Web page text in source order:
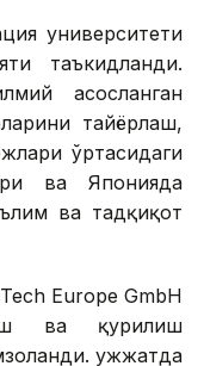
университети
таъкидланди.
асосланган
тайёрлаш,
ўртасидаги
ва Японияда
ва тадқиқот
Europe GmbH
ва қурилиш
Ҳужжатда